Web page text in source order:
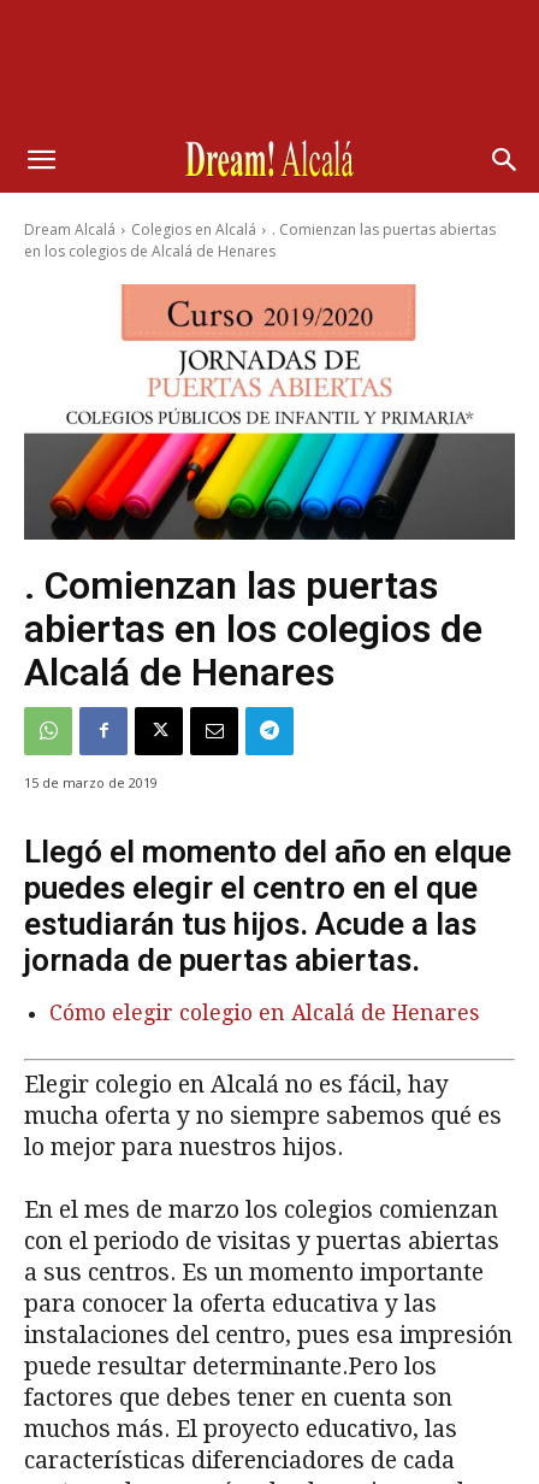
Dream Alcalá Colegios en Alcalá
. Comienzan las puertas abiertas
en los colegios de Alcalá de Henares
. Comienzan las puertas
abiertas en los colegios de
Alcalá de Henares
15 de marzo de 2019
Llegó el momento del año en elque
puedes elegir el centro en el que
estudiarán tus hijos. Acude a las
jornada de puertas abiertas.
Cómo elegir colegio en Alcalá de Henares
Elegir colegio en Alcalá no es fácil, hay
mucha oferta y no siempre sabemos qué es
lo mejor para nuestros hijos.
En el mes de marzo los colegios comienzan
con el periodo de visitas y puertas abiertas
a sus centros. Es un momento importante
para conocer la oferta educativa y las
instalaciones del centro, pues esa impresión
puede resultar determinante.Pero los
factores que debes tener en cuenta son
muchos más. El proyecto educativo, las
características diferenciadores de cada